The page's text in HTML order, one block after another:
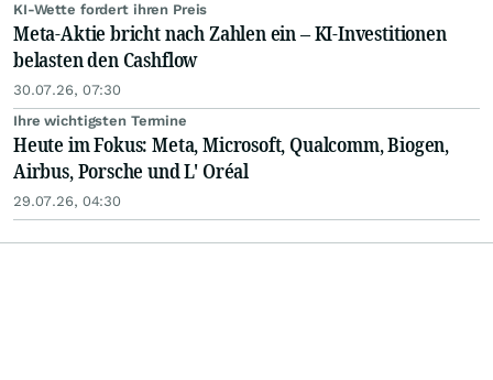
KI-Wette fordert ihren Preis
Meta-Aktie bricht nach Zahlen ein – KI-Investitionen
belasten den Cashflow
30.07.26, 07:30
Ihre wichtigsten Termine
Heute im Fokus: Meta, Microsoft, Qualcomm, Biogen,
Airbus, Porsche und L' Oréal
29.07.26, 04:30